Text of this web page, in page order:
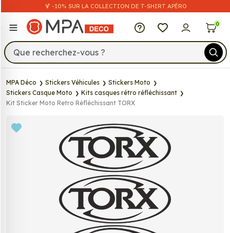
🍹 -10% SUR LA COLLECTION DE T-SHIRT APÉRO
MPA Déco 0
MPA Déco Stickers Véhicules
Stickers Moto
Stickers Casque Moto
Kits casques rétro réfléchissant
Kit Sticker Moto Retro Réfléchissant TORX